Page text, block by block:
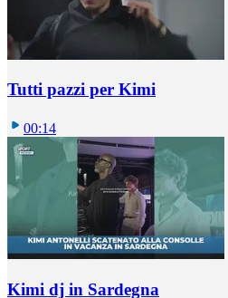
Tutti pazzi per Kimi
00:14
Kimi dj in Sardegna